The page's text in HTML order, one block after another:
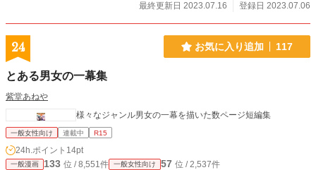
最終更新日 2023.07.16
登録日 2023.07.06
24 お気に入り追加 117
とある男女の一幕集
紫堂あねや
様々なジャンル男女の一幕を描いた数ページ短編集
一般女性向け 連載中 R15
24h.ポイント 14pt
一般漫画 133 位 / 8,551件 一般女性向け 57 位 / 2,537件